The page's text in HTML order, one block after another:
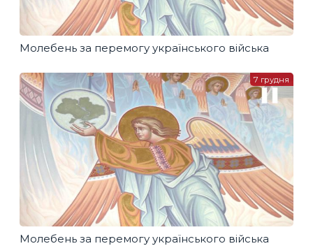
Молебень за перемогу українського війська
Молебень за перемогу українського війська
7 грудня